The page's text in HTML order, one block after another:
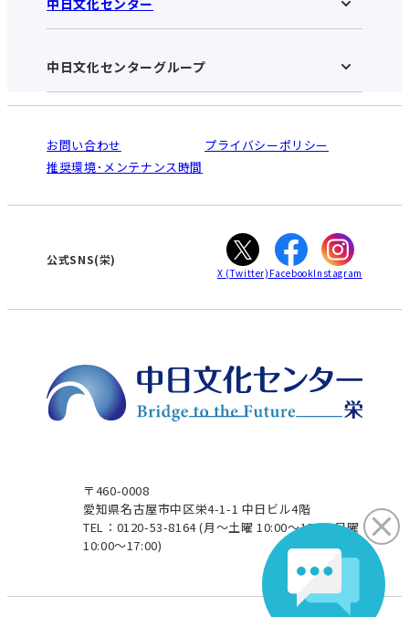
中日文化センター 栄HOME
お知らせ
アクセス･営業時間
お申し込みの流れ
入会と受講のご案内
中日文化センターHOME
中日文化センターとは
受講規約・会員特典
ご利用ガイド
オンライン講座受講の手順
WEBサイトのよくある質問
中日文化センターグループ
南大高
犬山
高蔵寺
大垣
津
お問い合わせ
プライバシーポリシー
推奨環境･メンテナンス時間
〒460-0008
愛知県名古屋市中区栄4-1-1 中日ビル4階
TEL：0120-53-8164(月～土曜 10:00～19:00 日曜
10:00～17:00)
公式SNS(栄)
X (Twitter) FacebookInstagram